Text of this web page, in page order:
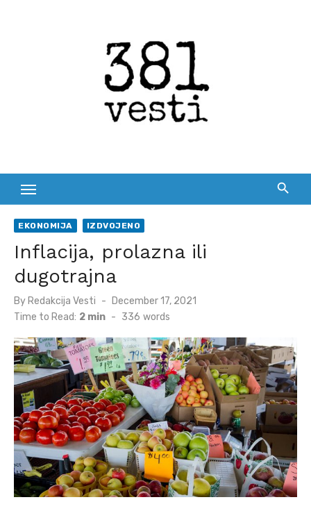
EKONOMIJA IZDVOJENO
Inflacija, prolazna ili
dugotrajna
By Redakcija Vesti
Posted
December 17, 2021
Time to Read: 2 min - 336 words